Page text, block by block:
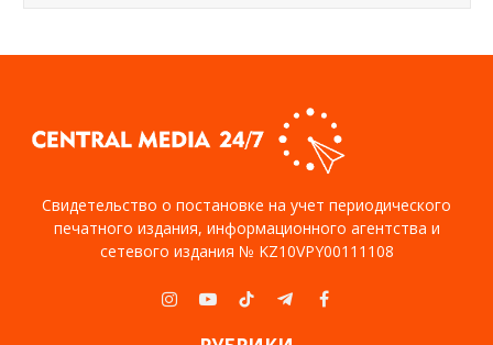
Свидетельство о постановке на учет периодического
печатного издания, информационного агентства и
сетевого издания № KZ10VPY00111108
Instagram
YouTubeTikTokTelegramFacebook